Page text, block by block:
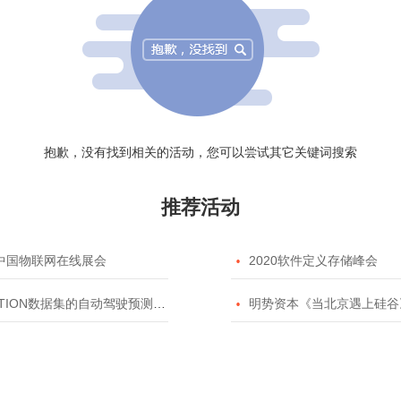
抱歉，没有找到相关的活动，您可以尝试其它关键词搜索
推荐活动
国物联网在线展会  2020软件定义存储峰会
据集的自动驾驶预测模型挑战赛  明势资本《当北京遇上硅谷》系列